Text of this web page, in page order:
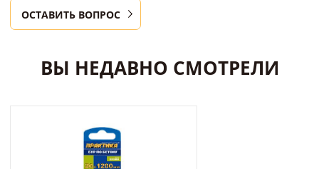
ОСТАВИТЬ ВОПРОС
ВЫ НЕДАВНО СМОТРЕЛИ